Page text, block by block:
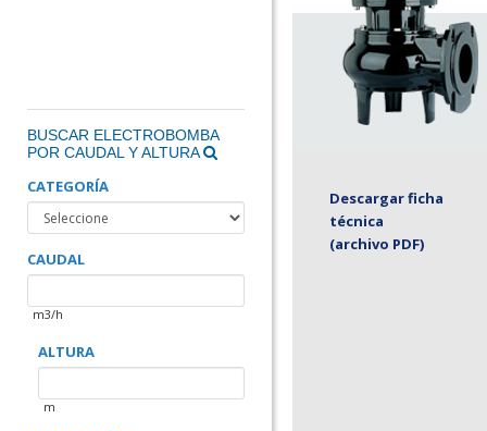
BUSCAR ELECTROBOMBA
POR CAUDAL Y ALTURA
CATEGORÍA
CAUDAL
m3/h
ALTURA
m
Descargar ficha
técnica
(archivo PDF)